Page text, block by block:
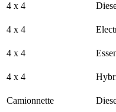
4 x 4
4 x 4
4 x 4
4 x 4
Camionnette